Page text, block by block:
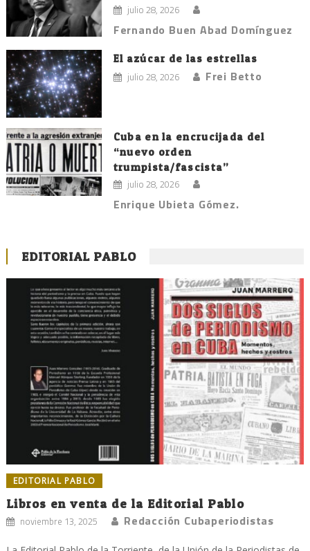
julio 28, 2026
Fernando Buen Abad Domínguez
El azúcar de las estrellas
julio 28, 2026 Frei Betto
Cuba en la encrucijada del
“nuevo orden
trumpista/fascista”
julio 28, 2026
Enrique Ubieta Gómez.
EDITORIAL PABLO
EDITORIAL PABLO
Libros en venta de la Editorial Pablo
noviembre 13, 2025 Redacción Cubaperiodistas